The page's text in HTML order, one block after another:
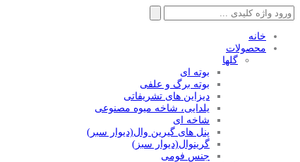
جستجو
برای:
خانه
محصولات
گلها
بوته ای
بوته برگ و علفی
دیزاین های تشریفاتی
یلدایی، شاخه میوه مصنوعی
شاخه ای
پنل های گیرین وال(دیوار سبر)
گرینوال(دیوار سبز)
جنس فومی